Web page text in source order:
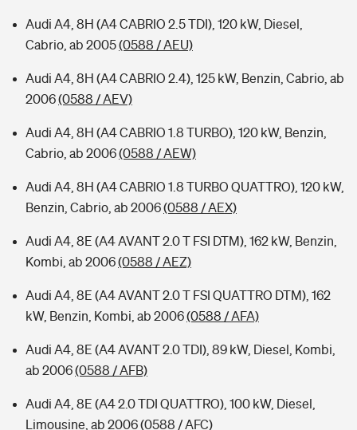
Audi A4, 8H (A4 CABRIO 2.5 TDI), 120 kW, Diesel,
Cabrio, ab 2005(0588 / AEU)
Audi A4, 8H (A4 CABRIO 2.4), 125 kW, Benzin, Cabrio, ab
2006(0588 / AEV)
Audi A4, 8H (A4 CABRIO 1.8 TURBO), 120 kW, Benzin,
Cabrio, ab 2006(0588 / AEW)
Audi A4, 8H (A4 CABRIO 1.8 TURBO QUATTRO), 120 kW,
Benzin, Cabrio, ab 2006(0588 / AEX)
Audi A4, 8E (A4 AVANT 2.0 T FSI DTM), 162 kW, Benzin,
Kombi, ab 2006(0588 / AEZ)
Audi A4, 8E (A4 AVANT 2.0 T FSI QUATTRO DTM), 162
kW, Benzin, Kombi, ab 2006(0588 / AFA)
Audi A4, 8E (A4 AVANT 2.0 TDI), 89 kW, Diesel, Kombi,
ab 2006(0588 / AFB)
Audi A4, 8E (A4 2.0 TDI QUATTRO), 100 kW, Diesel,
Limousine, ab 2006(0588 / AFC)